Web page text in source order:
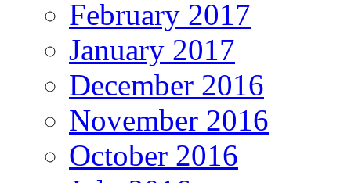
February 2017
January 2017
December 2016
November 2016
October 2016